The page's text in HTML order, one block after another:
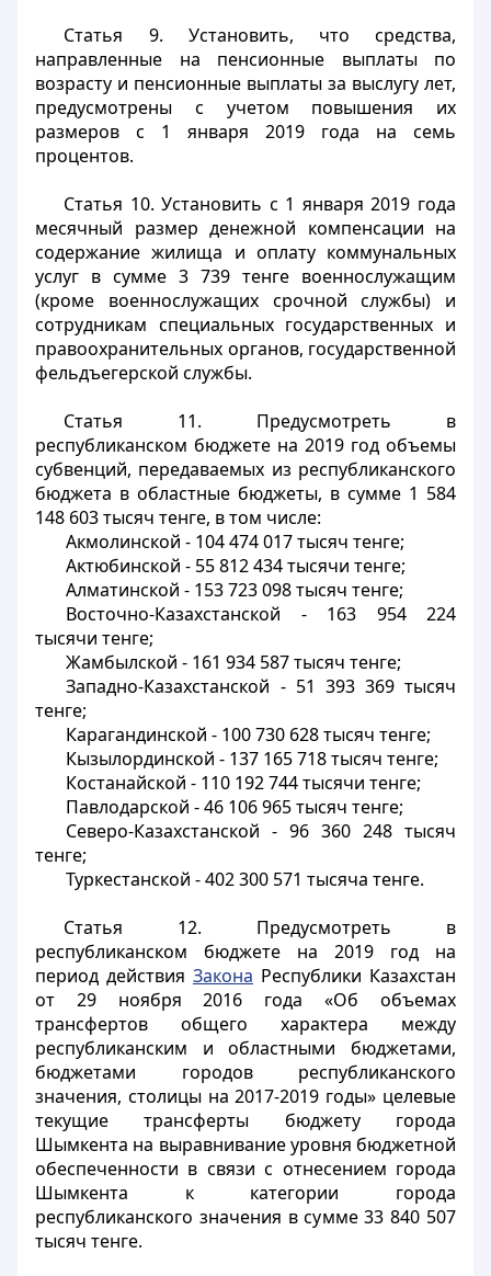
Статья 9. Установить, что средства,
направленные на пенсионные выплаты по
возрасту и пенсионные выплаты за выслугу лет,
предусмотрены с учетом повышения их
размеров с 1 января 2019 года на семь
процентов.
Статья 10.Установить с 1 января 2019 года
месячный размер денежной компенсации на
содержание жилища и оплату коммунальных
услуг в сумме 3 739 тенге военнослужащим
(кроме военнослужащих срочной службы) и
сотрудникам специальных государственных и
правоохранительных органов, государственной
фельдъегерской службы.
Статья 11. Предусмотреть в
республиканском бюджете на 2019 год объемы
субвенций, передаваемых из республиканского
бюджета в областные бюджеты, в сумме 1 584
148 603 тысяч тенге, в том числе:
Акмолинской - 104 474 017 тысяч тенге;
Актюбинской - 55 812 434 тысячи тенге;
Алматинской - 153 723 098 тысяч тенге;
Восточно-Казахстанской - 163 954 224
тысячи тенге;
Жамбылской - 161 934 587 тысяч тенге;
Западно-Казахстанской - 51 393 369 тысяч
тенге;
Карагандинской - 100 730 628 тысяч тенге;
Кызылординской - 137 165 718 тысяч тенге;
Костанайской - 110 192 744 тысячи тенге;
Павлодарской - 46 106 965 тысяч тенге;
Северо-Казахстанской - 96 360 248 тысяч
тенге;
Туркестанской - 402 300 571 тысяча тенге.
Статья 12. Предусмотреть в
республиканском бюджете на 2019 год на
период действия Закона Республики Казахстан
от 29 ноября 2016 года «Об объемах
трансфертов общего характера между
республиканским и областными бюджетами,
бюджетами городов республиканского
значения, столицы на 2017-2019 годы» целевые
текущие трансферты бюджету города
Шымкента на выравнивание уровня бюджетной
обеспеченности в связи с отнесением города
Шымкента к категории города
республиканского значения в сумме 33 840 507
тысяч тенге.